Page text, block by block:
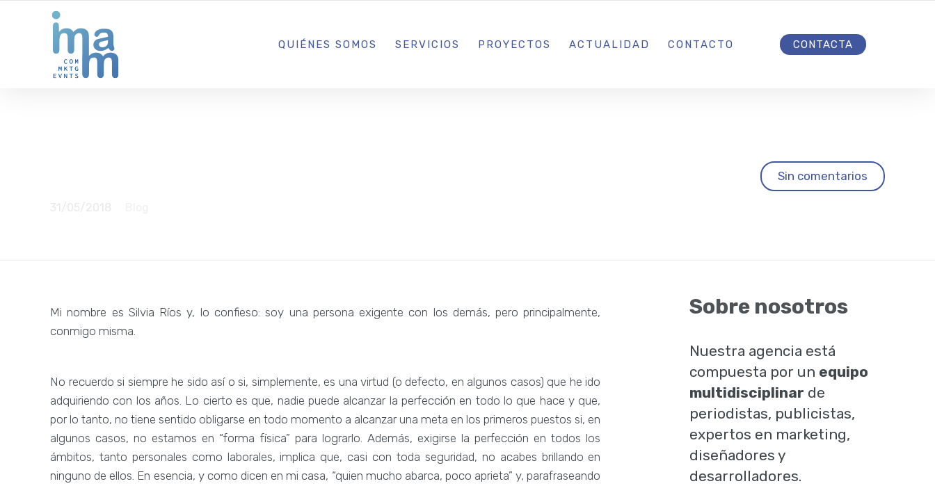
AGENCIA CREATIVA DE COMUNICACIÓN Y ESTRATEGIA DIGITAL IBIZA · MADRID · BARCELONA
QUIÉNES SOMOS SERVICIOS PROYECTOS ACTUALIDAD CONTACTO CONTACTA
Sin comentarios
Mi nombre es Silvia Ríos y, lo confieso: soy una persona exigente con los demás, pero principalmente,
conmigo misma.
No recuerdo si siempre he sido así o si, simplemente, es una virtud (o defecto, en algunos casos) que he ido
adquiriendo con los años. Lo cierto es que, nadie puede alcanzar la perfección en todo lo que hace y que,
por lo tanto, no tiene sentido obligarse en todo momento a alcanzar una meta en los primeros puestos si, en
algunos casos, no estamos en “forma física” para lograrlo. Además, exigirse la perfección en todos los
ámbitos, tanto personales como laborales, implica que, casi con toda seguridad, no acabes brillando en
ninguno de ellos. En esencia, y como dicen en mi casa, “quien mucho abarca, poco aprieta” y, parafraseando
Sobre nosotros
Nuestra agencia está
compuesta por un equipo
multidisciplinar de
periodistas, publicistas,
expertos en marketing,
diseñadores y
desarrolladores.